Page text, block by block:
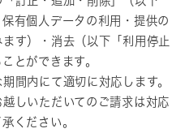
有個人データの利用・提供の
す）・消去（以下「利用停止
とができます。
間内にて適切に対応します。
しいただいてのご請求は対応
ください。